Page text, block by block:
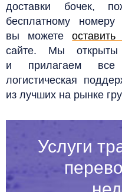
доставки бочек,
бесплатному номеру
вы можете
сайте. Мы открыты
и прилагаем
логистическая
из лучших на рынке
Услуги